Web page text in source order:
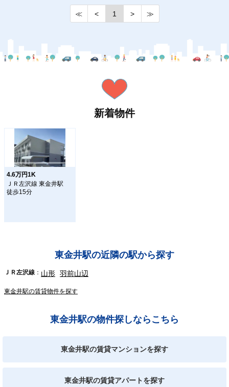
≪ < 1 > ≫
新着物件
4.6万円1K
ＪＲ左沢線 東金井駅
徒歩15分
東金井駅の近隣の駅から探す
ＪＲ左沢線 山形 羽前山辺
東金井駅の賃貸物件を探す
東金井駅の物件探しならこちら
東金井駅の賃貸マンションを探す
東金井駅の賃貸アパートを探す